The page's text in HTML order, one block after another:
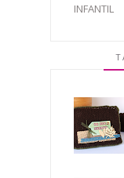
INFANTIL